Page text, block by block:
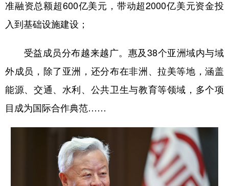
准融资总额超600亿美元，带动超2000亿美元资金投
入到基础设施建设；
受益成员分布越来越广。惠及38个亚洲域内与域
外成员，除了亚洲，还分布在非洲、拉美等地，涵盖
能源、交通、水利、公共卫生与教育等领域，多个项
目成为国际合作典范……